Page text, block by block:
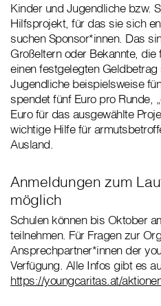
Kinder und Jugendliche bzw.
Hilfsprojekt, für das sie sich
suchen Sponsor*innen. Das
Großeltern oder Bekannte,
einen festgelegten
Jugendliche beispielsweise
spendet fünf Euro pro Runde,
Euro für das ausgewählte
wichtige Hilfe für
Ausland.
Anmeldungen zum
möglich
Schulen können bis Oktober
teilnehmen. Für Fragen zur
Ansprechpartner*innen der
Verfügung. Alle Infos gibt es
https://youngcaritas.at/